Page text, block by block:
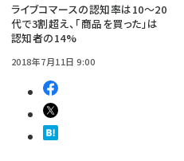
ライブコマースの認知率は10～20
代で3割超え、「商品を買った」は
認知者の14%
2018年7月11日 9:00